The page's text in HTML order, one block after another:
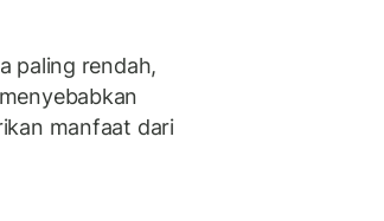
paling rendah,
manfaat dari